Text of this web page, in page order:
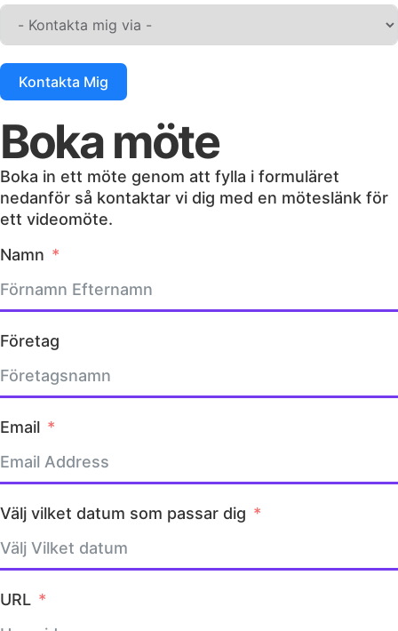
Kontakta Mig
Boka möte
Boka in ett möte genom att fylla i formuläret
nedanför så kontaktar vi dig med en möteslänk för
ett videomöte.
Namn
Företag
Email
Välj vilket datum som passar dig
URL